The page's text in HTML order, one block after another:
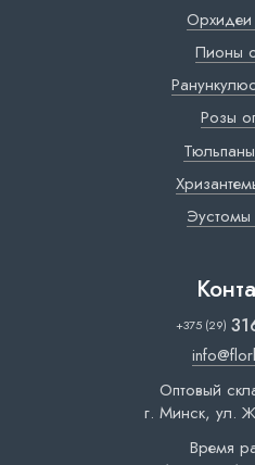
Пионы
Розы
+375 (29)
Оптовый
г. Минск, ул.
Время